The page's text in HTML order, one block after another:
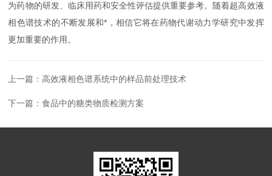
为药物的研发、临床用药和安全性评估提供重要参考。随着超高效液
相色谱技术的不断发展和*，相信它将在药物代谢动力学研究中发挥
更加重要的作用。
上一篇：高效液相色谱系统中的样品前处理技术
下一篇：食品中的糖类物质检测方案